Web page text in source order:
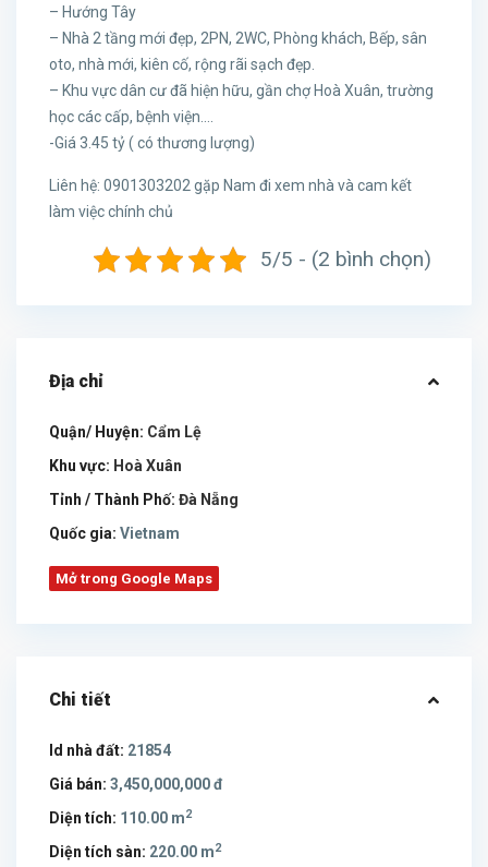
– Hướng Tây
– Nhà 2 tầng mới đẹp, 2PN, 2WC, Phòng khách, Bếp, sân
oto, nhà mới, kiên cố, rộng rãi sạch đẹp.
– Khu vực dân cư đã hiện hữu, gần chợ Hoà Xuân, trường
học các cấp, bệnh viện….
-Giá 3.45 tỷ ( có thương lượng)
Liên hệ: 0901303202 gặp Nam đi xem nhà và cam kết
làm việc chính chủ
5/5 - (2 bình chọn)
Địa chỉ
Quận/ Huyện: Cẩm Lệ
Khu vực: Hoà Xuân
Tỉnh / Thành Phố: Đà Nẵng
Quốc gia: Vietnam
Mở trong Google Maps
Chi tiết
Id nhà đất: 21854
Giá bán: 3,450,000,000 đ
Diện tích: 110.00 m2
Diện tích sàn: 220.00 m2